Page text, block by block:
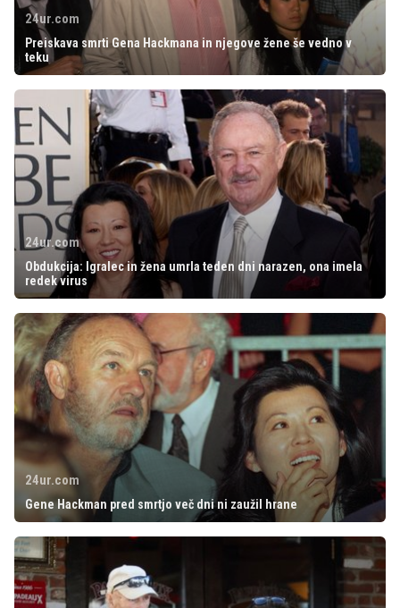
24ur.com
Preiskava smrti Gena Hackmana in njegove žene še vedno v
teku
24ur.com
Obdukcija: Igralec in žena umrla teden dni narazen, ona imela
redek virus
24ur.com
Gene Hackman pred smrtjo več dni ni zaužil hrane